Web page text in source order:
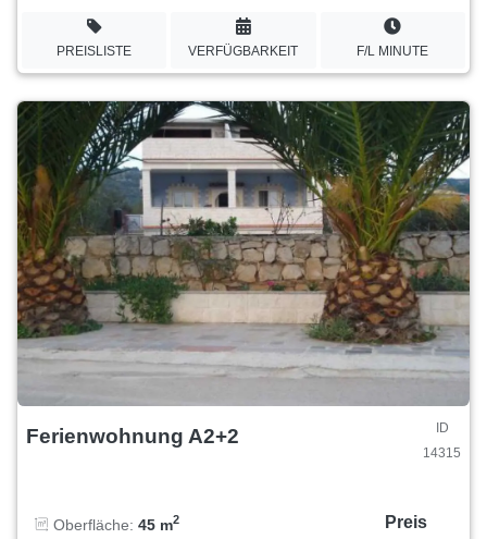
PREISLISTE VERFÜGBARKEIT F/L MINUTE
Ferienwohnung A2+2
ID
14315
Oberfläche: 45 m2
Preis